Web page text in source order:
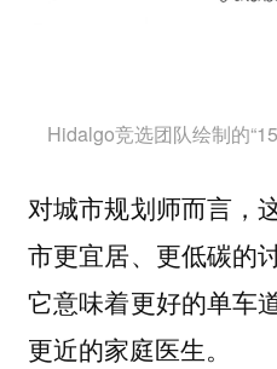
Hidalgo竞选团队绘制的
对城市规划师而言，
市更宜居、更低碳的
它意味着更好的单车
更近的家庭医生。